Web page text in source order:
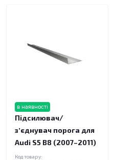
в наявності
Підсилювач/
зʼєднувач порога для
Audi S5 B8 (2007–2011)
Код товару: